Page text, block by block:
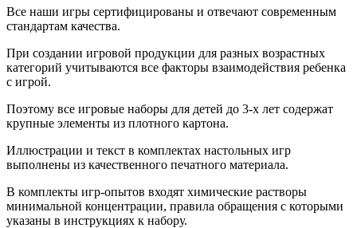
Все наши игры сертифицированы и отвечают современным
стандартам качества.
При создании игровой продукции для разных возрастных
категорий учитываются все факторы взаимодействия ребенка
с игрой.
Поэтому все игровые наборы для детей до 3-х лет содержат
крупные элементы из плотного картона.
Иллюстрации и текст в комплектах настольных игр
выполнены из качественного печатного материала.
В комплекты игр-опытов входят химические растворы
минимальной концентрации, правила обращения с которыми
указаны в инструкциях к набору.